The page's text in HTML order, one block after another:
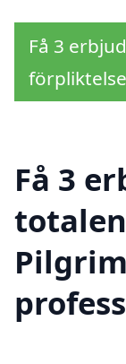
Få 3
Få 3